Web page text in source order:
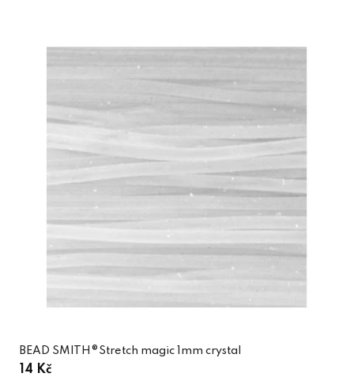
BEAD SMITH®Stretch magic 1mm crystal
14 Kč